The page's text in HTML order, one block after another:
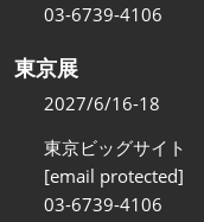
03-6739-4106
東京展
2027/6/16-18
東京ビッグサイト
[email protected]
03-6739-4106